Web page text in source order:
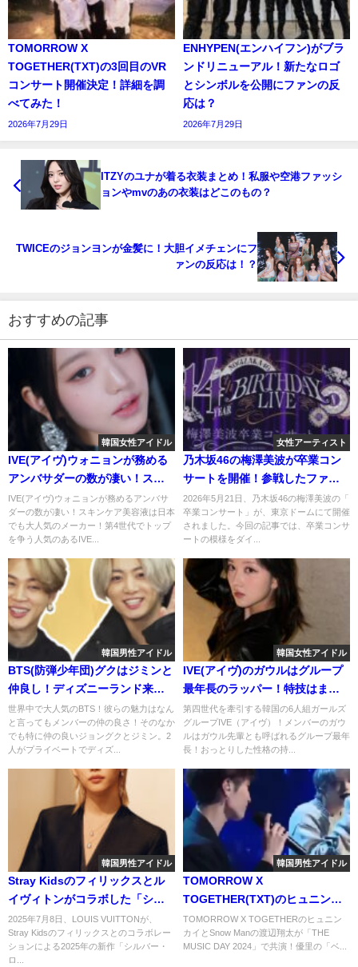
TOMORROW X
TOGETHER(TXT)の3回目のVR
コンサート開催決定！詳細を調
べてみた！
2026年7月29日
ENHYPEN(エンハイフン)がブラ
ンドリニューアル！新たなロゴ
とシンボルを公開にファンの反
応は？
2026年7月29日
ITZYのユナが着る衣装まとめ！私服や空港ファッシ
ョンやmvのあの衣装はどこのもの？
TWICEのジョンヨンが金髪に！大胆イメチェンにフ
ァンの反応は！？
おすすめの記事
韓国女性アイドル
IVE(アイヴ)ウォニョンが務める
アンバサダーの数が凄い！スキ
ンケア美容液は日本でも大人気
のメーカー！
IVE(アイヴ)ウォニョンが務めるアンバサ
ダーの数が凄い！スキンケア美容液は日本
でも大人気のメーカー！第4世代でトップ
を争う人気のあるIVE...
女性アーティスト
乃木坂46の梅澤美波が卒業コン
サートを開催！参戦したファン
の反応は？
2026年5月21日、乃木坂46の梅澤美波の「
卒業コンサート」が、東京ドームにて開催
されました。今回の記事では、卒業コンサ
ートの模様をダイ...
韓国男性アイドル
BTS(防弾少年団)グクはジミンと
仲良し！ディズニーランド来園
やマニラ事件の情報も！
世界中で大人気のBTS！彼らの魅力はなん
と言ってもメンバーの仲の良さ！そのなか
でも特に仲の良いジョングクとジミン。2
人がプライベートでディズ...
韓国女性アイドル
IVE(アイヴ)のガウルはグループ
最年長のラッパー！特技はまさ
かの合気道？！
第四世代を牽引する韓国の6人組ガールズ
グループIVE（アイヴ）！メンバーのガウ
ルはガウル先輩とも呼ばれるグループ最年
長！おっとりした性格の持...
韓国男性アイドル
Stray Kidsのフィリックスとル
イヴィトンがコラボした「シル
バー・ロックイット」とは？
2025年7月8日、LOUIS VUITTONが、
Stray Kidsのフィリックスとのコラボレー
ションによる2025年の新作「シルバー・
ロ...
韓国男性アイドル
TOMORROW X
TOGETHER(TXT)のヒュニンカ
イとSnowmanの渡辺翔太がコラ
ボ！歌ったベテルギウスについ
TOMORROW X TOGETHERのヒュニン
カイとSnow Manの渡辺翔太が「THE
MUSIC DAY 2024」で共演！優里の「ベ...